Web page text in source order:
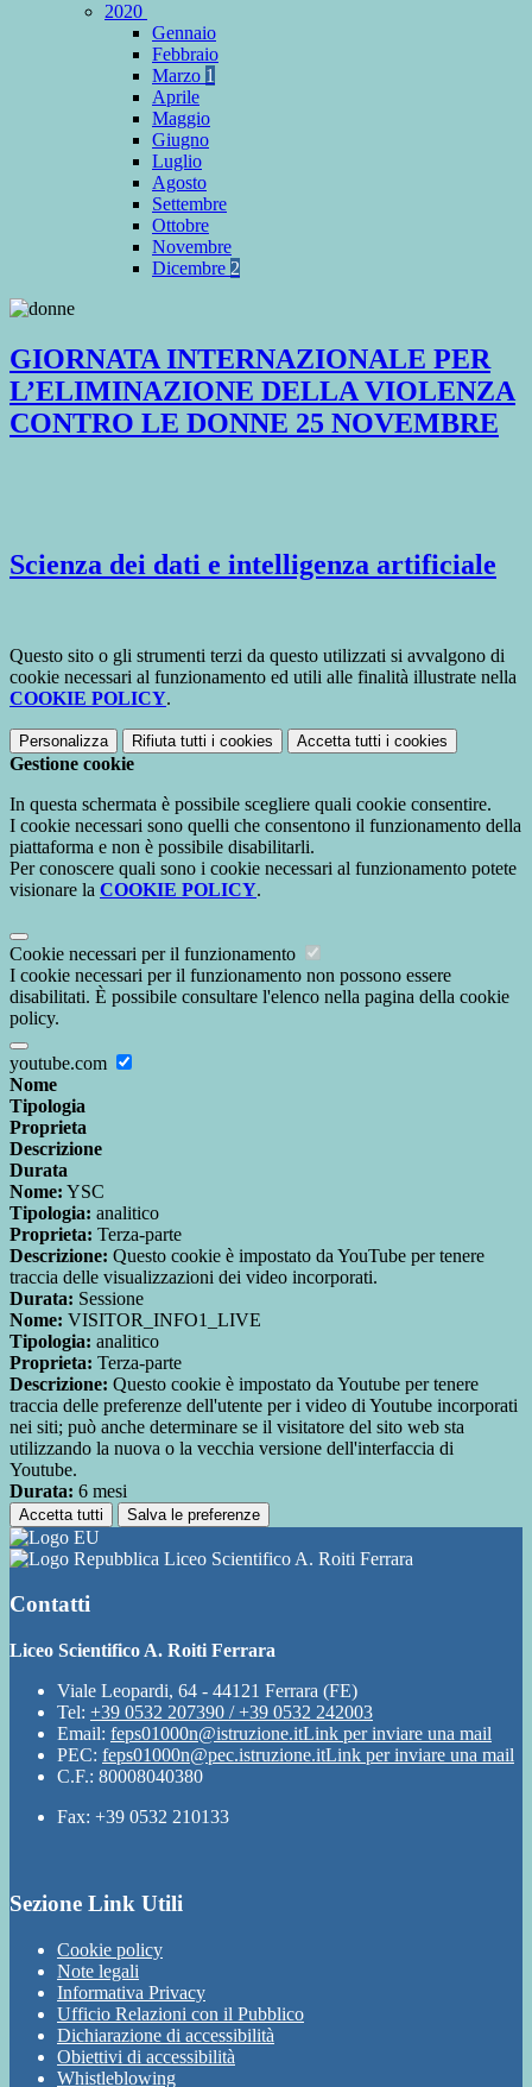
2020
Gennaio
Febbraio
Marzo 1
Aprile
Maggio
Giugno
Luglio
Agosto
Settembre
Ottobre
Novembre
Dicembre 2
GIORNATA INTERNAZIONALE PER
L’ELIMINAZIONE DELLA VIOLENZA
CONTRO LE DONNE 25 NOVEMBRE
Scienza dei dati e intelligenza artificiale
Questo sito o gli strumenti terzi da questo utilizzati si avvalgono di
cookie necessari al funzionamento ed utili alle finalità illustrate nella
COOKIE POLICY.
Personalizza Rifiuta tutti i cookies Accetta tutti i cookies
Gestione cookie
In questa schermata è possibile scegliere quali cookie consentire.
I cookie necessari sono quelli che consentono il funzionamento della
piattaforma e non è possibile disabilitarli.
Per conoscere quali sono i cookie necessari al funzionamento potete
visionare la COOKIE POLICY.
Cookie necessari per il funzionamento
I cookie necessari per il funzionamento non possono essere
disabilitati. È possibile consultare l'elenco nella pagina della cookie
policy.
youtube.com
Nome
Tipologia
Proprieta
Descrizione
Durata
Nome: YSC
Tipologia: analitico
Proprieta: Terza-parte
Descrizione: Questo cookie è impostato da YouTube per tenere
traccia delle visualizzazioni dei video incorporati.
Durata: Sessione
Nome: VISITOR_INFO1_LIVE
Tipologia: analitico
Proprieta: Terza-parte
Descrizione: Questo cookie è impostato da Youtube per tenere
traccia delle preferenze dell'utente per i video di Youtube incorporati
nei siti; può anche determinare se il visitatore del sito web sta
utilizzando la nuova o la vecchia versione dell'interfaccia di
Youtube.
Durata: 6 mesi
Accetta tutti Salva le preferenze
Liceo Scientifico A. Roiti Ferrara
Contatti
Liceo Scientifico A. Roiti Ferrara
Viale Leopardi, 64 - 44121 Ferrara (FE)
Tel: +39 0532 207390 / +39 0532 242003
Email: feps01000n@istruzione.itLink per inviare una mail
PEC: feps01000n@pec.istruzione.itLink per inviare una mail
C.F.: 80008040380
Fax: +39 0532 210133
Sezione Link Utili
Cookie policy
Note legali
Informativa Privacy
Ufficio Relazioni con il Pubblico
Dichiarazione di accessibilità
Obiettivi di accessibilità
Whistleblowing